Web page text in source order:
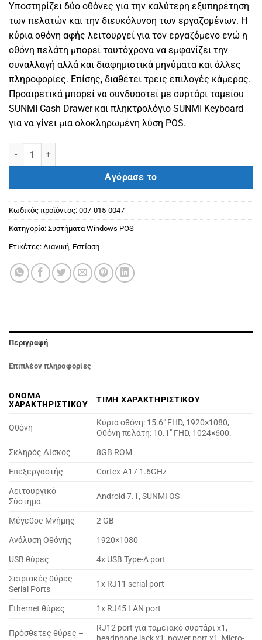
Υποστηρίζει δύο οθόνες για την καλύτερη εξυπηρέτηση
των πελατών και την διευκόλυνση των εργαζομένων. Η
κύρια οθόνη αφής λειτουργεί για τον εργαζόμενο ενώ η
οθόνη πελάτη μπορεί ταυτόχρονα να εμφανίζει την
συναλλαγή αλλά και διαφημιστικά μηνύματα και άλλες
πληροφορίες. Επίσης, διαθέτει τρεις επιλογές κάμερας.
Προαιρετικά μπορεί να συνδυαστεί με συρτάρι ταμείου
SUNMI Cash Drawer και πληκτρολόγιο SUNMI Keyboard
για να γίνει μια ολοκληρωμένη λύση POS.
Sunmi D2S 15,6" mono screen, 2/8, Printer, WiFi, Android 7,1
Αγόρασε το
Κωδικός προϊόντος: 007-015-0047
Κατηγορία: Συστήματα Windows POS
Ετικέτες: Λιανική, Εστίαση
Περιγραφή
Επιπλέον πληροφορίες
ΟΝΟΜΑ
ΧΑΡΑΚΤΗΡΙΣΤΙΚΟΥ
ΤΙΜΗ ΧΑΡΑΚΤΗΡΙΣΤΙΚΟΥ
Οθόνη
Κύρια οθόνη: 15.6″ FHD, 1920×1080,
Οθόνη πελάτη: 10.1″ FHD, 1024×600.
Σκληρός Δίσκος
8GB ROM
Επεξεργαστής
Cortex-A17 1.6GHz
Λειτουργικό
Σύστημα
Android 7.1, SUNMI OS
Μέγεθος Μνήμης
2 GB
Ανάλυση Οθόνης
1920×1080
USB θύρες
4x USB Type-A port
Σειριακές θύρες –
Serial Ports
1x RJ11 serial port
Ethernet θύρες 1x RJ45 LAN port
Πρόσθετες θύρες –
RJ12 port για ταμειακό συρτάρι x1,